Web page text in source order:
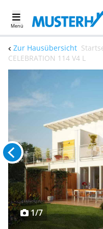
Menü
Zur Hausübersicht
CELEBRATION 114 V4 L
1/7